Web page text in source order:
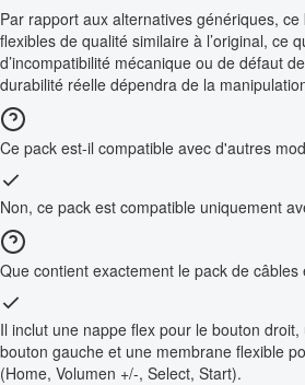
Par rapport aux alternatives génériques,
flexibles de qualité similaire à l’original, ce
d’incompatibilité mécanique ou de défaut
durabilité réelle dépendra de la
Ce pack est-il compatible avec d'autres
Non, ce pack est compatible uniquement
Que contient exactement le pack de
Il inclut une nappe flex pour le bouton
bouton gauche et une membrane flexible
(Home, Volumen +/-, Select, Start).